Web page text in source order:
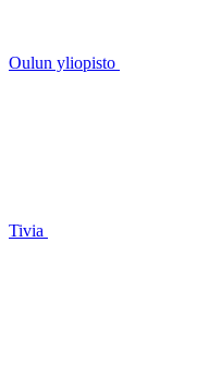
Oulun yliopisto
Tivia